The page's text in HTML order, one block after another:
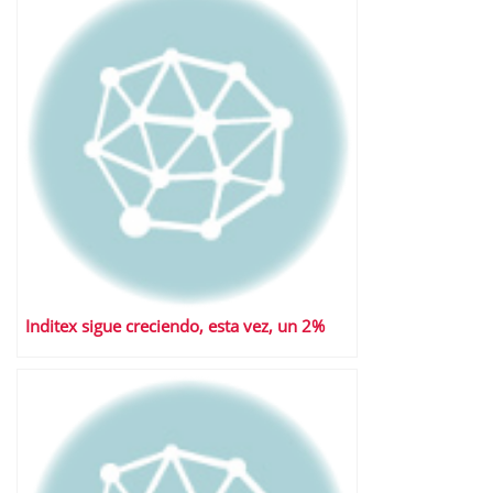
Inditex sigue creciendo, esta vez, un 2%